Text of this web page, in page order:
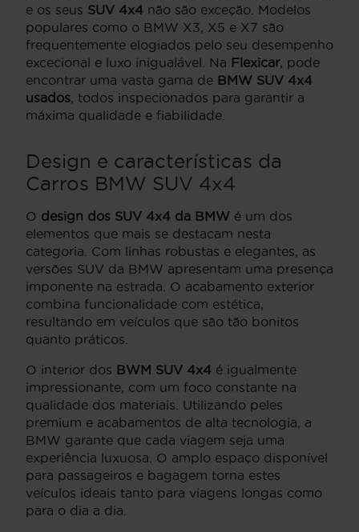
e os seus SUV 4x4 não são exceção. Modelos
populares como o BMW X3, X5 e X7 são
frequentemente elogiados pelo seu desempenho
excecional e luxo inigualável. Na Flexicar, pode
encontrar uma vasta gama de BMW SUV 4x4
usados, todos inspecionados para garantir a
máxima qualidade e fiabilidade.
Design e características da
Carros BMW SUV 4x4
O design dos SUV 4x4 da BMW é um dos
elementos que mais se destacam nesta
categoria. Com linhas robustas e elegantes, as
versões SUV da BMW apresentam uma presença
imponente na estrada. O acabamento exterior
combina funcionalidade com estética,
resultando em veículos que são tão bonitos
quanto práticos.
O interior dos BWM SUV 4x4 é igualmente
impressionante, com um foco constante na
qualidade dos materiais. Utilizando peles
premium e acabamentos de alta tecnologia, a
BMW garante que cada viagem seja uma
experiência luxuosa. O amplo espaço disponível
para passageiros e bagagem torna estes
veículos ideais tanto para viagens longas como
para o dia a dia.